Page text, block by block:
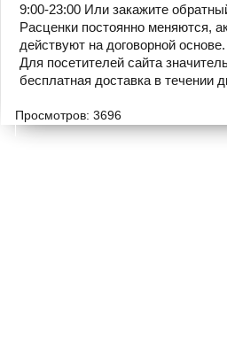
9:00-23:00 Или закажите
Расценки постоянно меняются,
действуют на договорной основе.
Для посетителей сайта
бесплатная доставка в течении
Просмотров: 3696